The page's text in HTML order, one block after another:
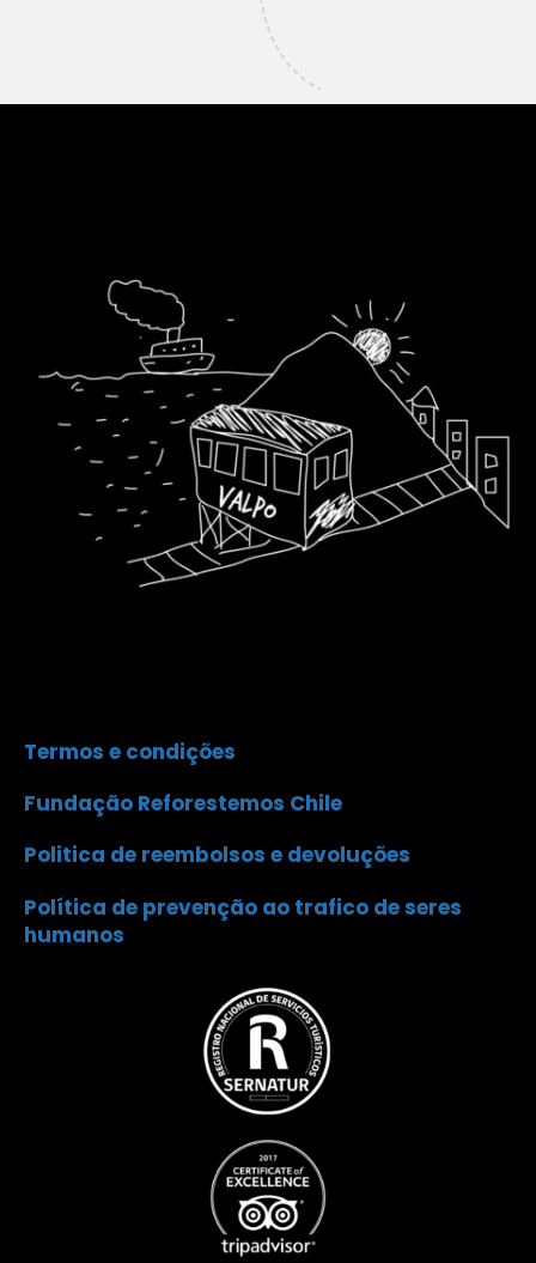
Termos e condições
Fundação Reforestemos Chile
Politica de reembolsos e devoluções
Política de prevenção ao trafico de seres
humanos